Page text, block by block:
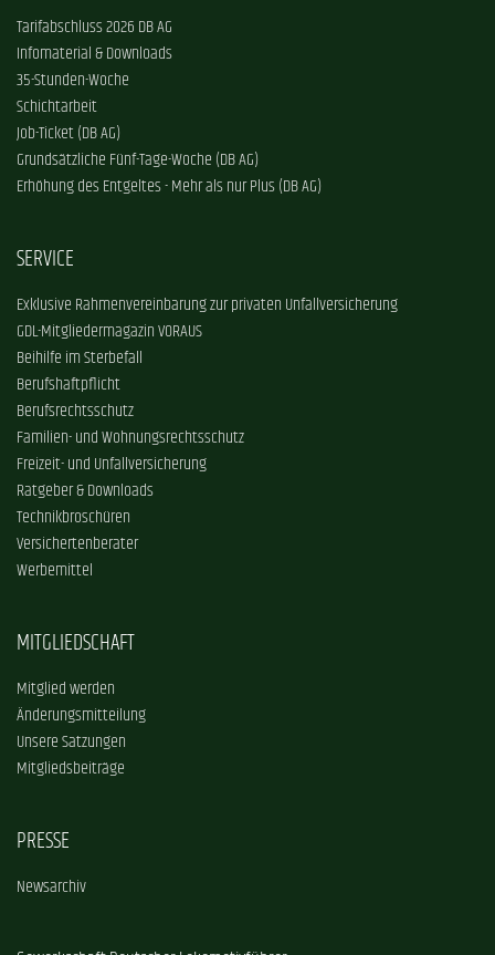
Tarifabschluss 2026 DB AG
Infomaterial & Downloads
35-Stunden-Woche
Schichtarbeit
Job-Ticket (DB AG)
Grundsätzliche Fünf-Tage-Woche (DB AG)
Erhöhung des Entgeltes - Mehr als nur Plus (DB AG)
SERVICE
Exklusive Rahmenvereinbarung zur privaten Unfallversicherung
GDL-Mitgliedermagazin VORAUS
Beihilfe im Sterbefall
Berufshaftpflicht
Berufsrechtsschutz
Familien- und Wohnungsrechtsschutz
Freizeit- und Unfallversicherung
Ratgeber & Downloads
Technikbroschüren
Versichertenberater
Werbemittel
MITGLIEDSCHAFT
Mitglied werden
Änderungsmitteilung
Unsere Satzungen
Mitgliedsbeiträge
PRESSE
Newsarchiv